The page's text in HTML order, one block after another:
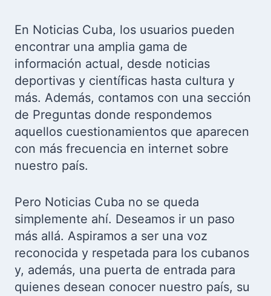
En Noticias Cuba, los usuarios pueden
encontrar una amplia gama de
información actual, desde noticias
deportivas y científicas hasta cultura y
más. Además, contamos con una sección
de Preguntas donde respondemos
aquellos cuestionamientos que aparecen
con más frecuencia en internet sobre
nuestro país.
Pero Noticias Cuba no se queda
simplemente ahí. Deseamos ir un paso
más allá. Aspiramos a ser una voz
reconocida y respetada para los cubanos
y, además, una puerta de entrada para
quienes desean conocer nuestro país, su